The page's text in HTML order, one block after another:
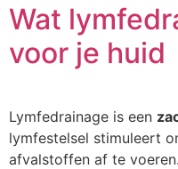
Wat
voor je huid
Lymfedrainage is een
lymfestelsel stimuleert
afvalstoffen af te